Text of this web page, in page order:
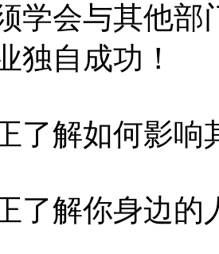
会与其他部
独自成功！
解如何影响
解你身边的